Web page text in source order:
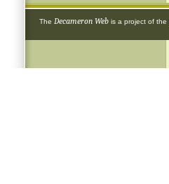
The Decameron Web is a project of the